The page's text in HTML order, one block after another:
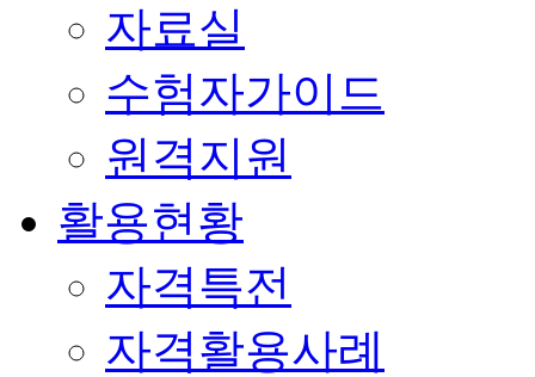
자료실
수험자가이드
원격지원
활용현황
자격특전
자격활용사례